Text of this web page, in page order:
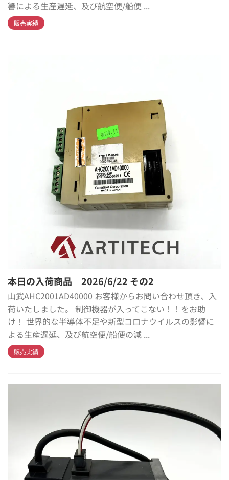
響による生産遅延、及び航空便/船便 ...
販売実績
本日の入荷商品 2026/6/22 その2
山武AHC2001AD40000 お客様からお問い合わせ頂き、入
荷いたしました。 制御機器が入ってこない！！をお助
け！ 世界的な半導体不足や新型コロナウイルスの影響に
よる生産遅延、及び航空便/船便の減 ...
販売実績